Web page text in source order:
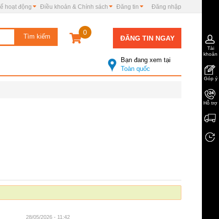
Đăng nhập
Đăng tin
Điều khoản & Chính sách
hoạt động
0
ĐĂNG TIN NGAY
Bạn đang xem tại
Toàn quốc
28/05/2026 - 11:42
Tài
khoản
Góp ý
Hỗ trợ